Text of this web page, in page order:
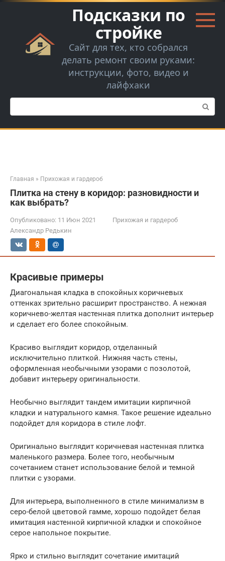
Перейти
Подсказки по
стройке
Сайт для тех, кто собрался
делать ремонт своим руками:
инструкции, фото, видео и
лайфхаки
Поиск:
Главная » Прихожая и гардероб
Плитка на стену в коридор: разновидности и
как выбрать?
Опубликовано: 11 Июн 2021
Прихожая и гардероб
Александр Редькин
Красивые примеры
Диагональная кладка в спокойных коричневых
оттенках зрительно расширит пространство. А нежная
коричнево-желтая настенная плитка дополнит интерьер
и сделает его более спокойным.
Красиво выглядит коридор, отделанный
исключительно плиткой. Нижняя часть стены,
оформленная необычными узорами с позолотой,
добавит интерьеру оригинальности.
Необычно выглядит тандем имитации кирпичной
кладки и натурального камня. Такое решение идеально
подойдет для коридора в стиле лофт.
Оригинально выглядит коричневая настенная плитка
маленького размера. Более того, необычным
сочетанием станет использование белой и темной
плитки с узорами.
Для интерьера, выполненного в стиле минимализм в
серо-белой цветовой гамме, хорошо подойдет белая
имитация настенной кирпичной кладки и спокойное
серое напольное покрытие.
Ярко и стильно выглядит сочетание имитаций